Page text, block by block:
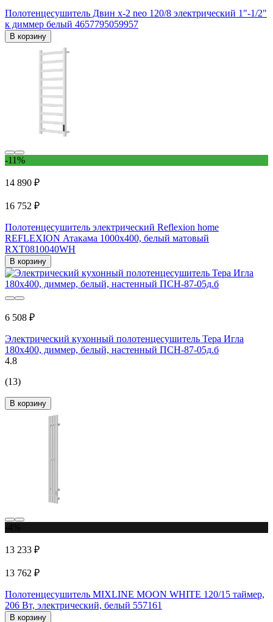
Полотенцесушитель Двин x-2 neo 120/8 электрический 1"-1/2"
к диммер белый 4657795059957
В корзину
-11%
14 890 ₽
16 752 ₽
Полотенцесушитель электрический Reflexion home
REFLEXION Атакама 1000x400, белый матовый
RXT0810040WH
В корзину
6 508 ₽
Электрический кухонный полотенцесушитель Тера Игла
180x400, диммер, белый, настенный ПСН-87-05д.б
4.8
(13)
В корзину
13 233 ₽
13 762 ₽
Полотенцесушитель MIXLINE MOON WHITE 120/15 таймер,
206 Вт, электрический, белый 557161
В корзину